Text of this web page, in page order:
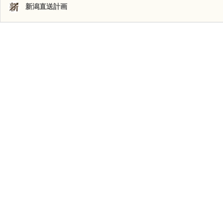
新潟直送計画